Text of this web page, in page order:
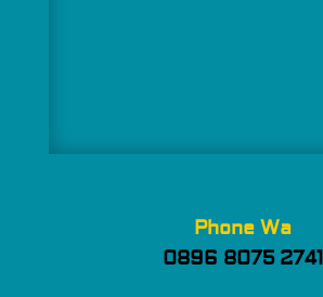
Phone Wa
0896 8075 2741